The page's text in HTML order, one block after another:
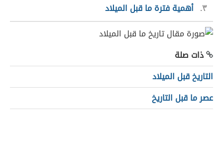
٣ أهمية فترة ما قبل الميلاد
ذات صلة
التاريخ قبل الميلاد
عصر ما قبل التاريخ